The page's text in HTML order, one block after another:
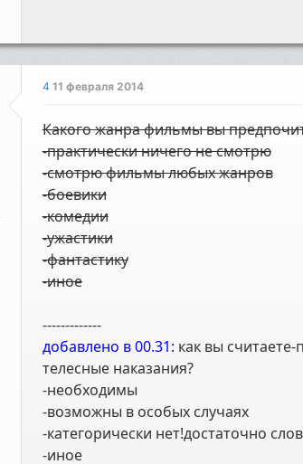
4 11 февраля 2014
Какого жанра фильмы вы
-практически ничего не смотрю
-смотрю фильмы любых жанров
-боевики
-комедии
-ужастики
-фантастику
-иное
-------------
добавлено в 00.31: как вы
телесные наказания?
-необходимы
-возможны в особых случаях
-категорически нет!достаточно слов
-иное